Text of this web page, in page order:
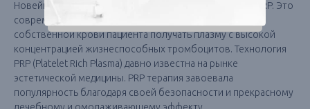
Новейшая разработка российских ученых - CORTEXIL PRP. Это
современная клеточная технология, позволяющая из
собственной крови пациента получать плазму с высокой
концентрацией жизнеспособных тромбоцитов. Технология
PRP (Platelet Rich Plasma) давно известна на рынке
эстетической медицины. PRP терапия завоевала
популярность благодаря своей безопасности и прекрасному